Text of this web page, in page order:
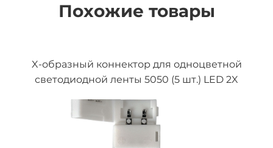
Похожие товары
X-образный коннектор для одноцветной
светодиодной ленты 5050 (5 шт.) LED 2X